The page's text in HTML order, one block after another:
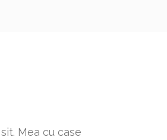
Mea cu case